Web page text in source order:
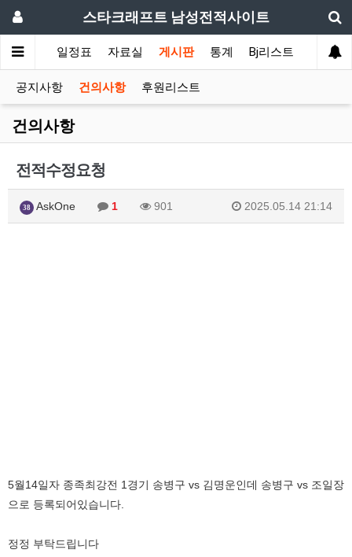
스타크래프트 남성전적사이트
ASL 일정표 자료실 게시판 통계 Bj리스트 후원자
공지사항 건의사항 후원리스트
건의사항
전적수정요청
38 AskOne 1 901 2025.05.14 21:14
5월14일자 종족최강전 1경기 송병구 vs 김명운인데 송병구 vs 조일장
으로 등록되어있습니다.
정정 부탁드립니다